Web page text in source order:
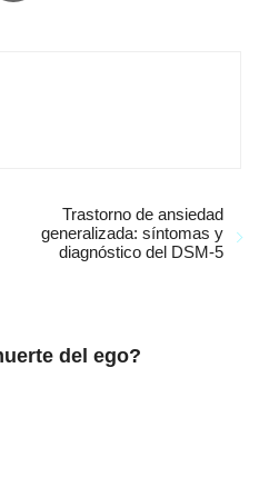
Trastorno de ansiedad
generalizada: síntomas y
diagnóstico del DSM-5
del ego?